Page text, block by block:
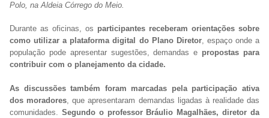
Polo, na Aldeia Córrego do Meio.
Durante as oficinas, os participantes receberam orientações sobre
como utilizar a plataforma digital do Plano Diretor, espaço onde a
população pode apresentar sugestões, demandas e propostas para
contribuir com o planejamento da cidade.
As discussões também foram marcadas pela participação ativa
dos moradores , que apresentaram demandas ligadas à realidade das
comunidades. Segundo o professor Bráulio Magalhães, diretor da